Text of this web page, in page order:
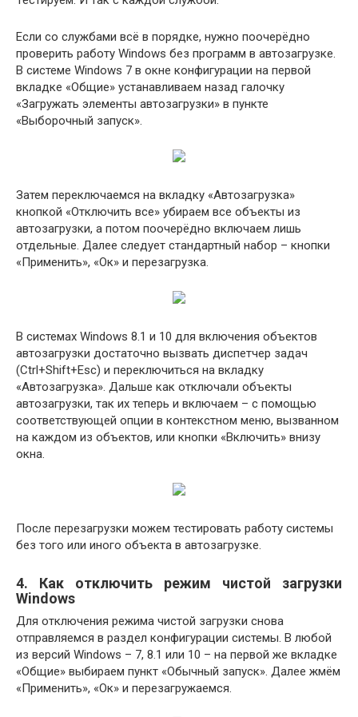
Если со службами всё в порядке, нужно поочерёдно
проверить работу Windows без программ в автозагрузке.
В системе Windows 7 в окне конфигурации на первой
вкладке «Общие» устанавливаем назад галочку
«Загружать элементы автозагрузки» в пункте
«Выборочный запуск».
Затем переключаемся на вкладку «Автозагрузка»
кнопкой «Отключить все» убираем все объекты из
автозагрузки, а потом поочерёдно включаем лишь
отдельные. Далее следует стандартный набор – кнопки
«Применить», «Ок» и перезагрузка.
В системах Windows 8.1 и 10 для включения объектов
автозагрузки достаточно вызвать диспетчер задач
(Ctrl+Shift+Esc) и переключиться на вкладку
«Автозагрузка». Дальше как отключали объекты
автозагрузки, так их теперь и включаем – с помощью
соответствующей опции в контекстном меню, вызванном
на каждом из объектов, или кнопки «Включить» внизу
окна.
После перезагрузки можем тестировать работу системы
без того или иного объекта в автозагрузке.
4. Как отключить режим чистой загрузки
Windows
Для отключения режима чистой загрузки снова
отправляемся в раздел конфигурации системы. В любой
из версий Windows – 7, 8.1 или 10 – на первой же вкладке
«Общие» выбираем пункт «Обычный запуск». Далее жмём
«Применить», «Ок» и перезагружаемся.